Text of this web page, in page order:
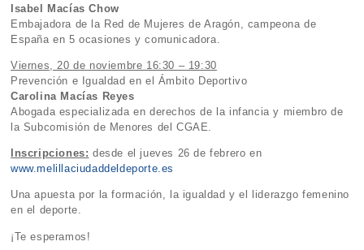
Isabel Macías Chow
Embajadora de la Red de Mujeres de Aragón, campeona de
España en 5 ocasiones y comunicadora.
Viernes, 20 de noviembre 16:30 – 19:30
Prevención e Igualdad en el Ámbito Deportivo
Carolina Macías Reyes
Abogada especializada en derechos de la infancia y miembro de
la Subcomisión de Menores del CGAE.
Inscripciones: desde el jueves 26 de febrero en
www.melillaciudaddeldeporte.es
Una apuesta por la formación, la igualdad y el liderazgo femenino
en el deporte.
¡Te esperamos!